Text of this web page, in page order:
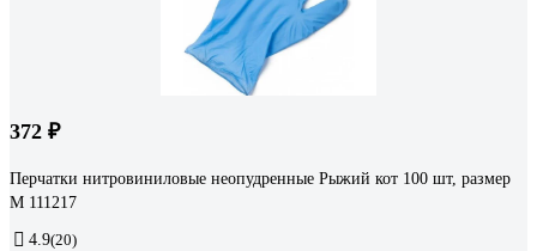
372 ₽
Перчатки нитровиниловые неопудренные Рыжий кот 100 шт, размер
M 111217
4.9(20)